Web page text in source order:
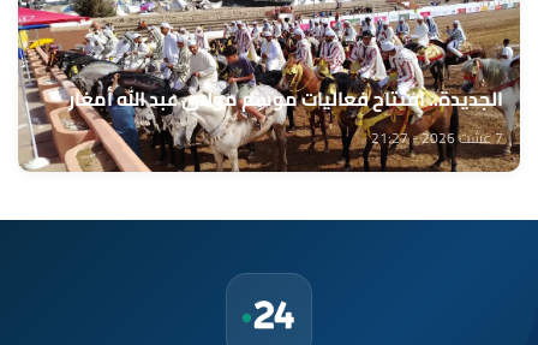
الجديدة.. افتتاح فعاليات موسم مولاي عبد الله أمغار
7 غشت 2026 - 21:27